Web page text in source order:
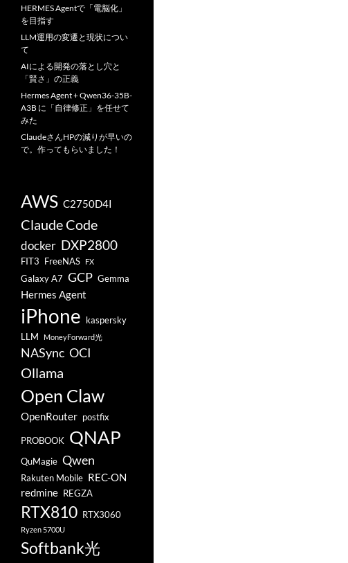
HERMES Agentで「電脳化」
を目指す
LLM運用の変遷と現状につい
て
AIによる開発の落とし穴と
「賢さ」の正義
Hermes Agent + Qwen36-35B-
A3B に「自律修正」を任せて
みた
ClaudeさんHPの減りが早いの
で。作ってもらいました！
AWS C2750D4I
Claude Code
docker DXP2800
FIT3 FreeNAS FX
Galaxy A7 GCP Gemma
Hermes Agent
iPhone kaspersky
LLM
MoneyForward光
NASync OCI
Ollama
Open Claw
OpenRouter postfix
PROBOOK QNAP
QuMagie Qwen
Rakuten Mobile REC-ON
redmine REGZA
RTX810 RTX3060
Ryzen 5700U
Softbank光